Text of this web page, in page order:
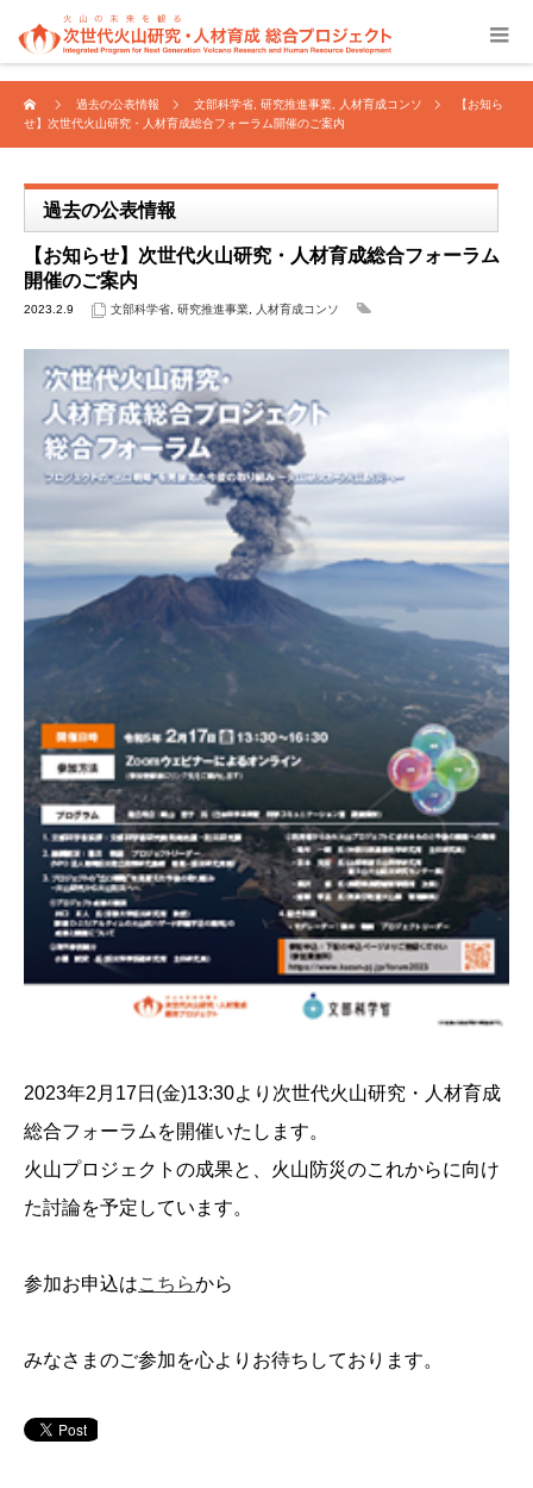
過去の公表情報 文部科学省 研究推進事業 人材育成コンソ
【お知ら
せ】次世代火山研究・人材育成総合フォーラム開催のご案内
過去の公表情報
【お知らせ】次世代火山研究・人材育成総合フォーラム
開催のご案内
2023.2.9 文部科学省 研究推進事業 人材育成コンソ
2023年2月17日(金)13:30より次世代火山研究・人材育成
総合フォーラムを開催いたします。
火山プロジェクトの成果と、火山防災のこれからに向け
た討論を予定しています。
参加お申込はこちらから
みなさまのご参加を心よりお待ちしております。